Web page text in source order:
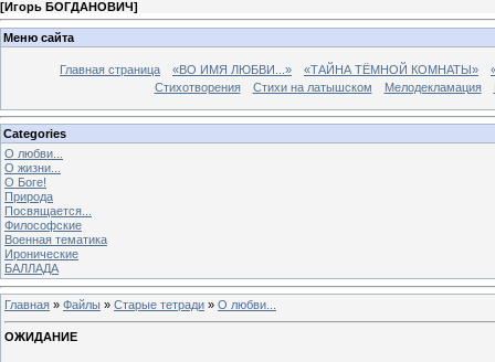
[Игорь БОГДАНОВИЧ]
Меню сайта
Главная страница «ВО ИМЯ ЛЮБВИ...» «ТАЙНА ТЁМНОЙ КОМНАТЫ»
Стихотворения
Стихи на латышском Мелодекламация
Categories
О любви...
О жизни...
О Боге!
Природа
Посвящается...
Философские
Военная тематика
Иронические
БАЛЛАДА
Главная » Файлы » Старые тетради » О любви...
ОЖИДАНИЕ